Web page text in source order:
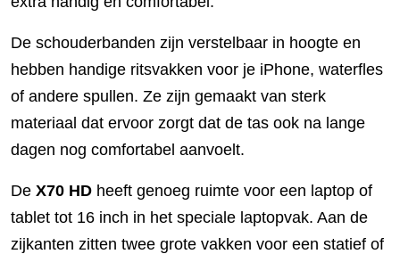
De schouderbanden zijn verstelbaar in hoogte en
hebben handige ritsvakken voor je iPhone, waterfles
of andere spullen. Ze zijn gemaakt van sterk
materiaal dat ervoor zorgt dat de tas ook na lange
dagen nog comfortabel aanvoelt.
De X70 HD heeft genoeg ruimte voor een laptop of
tablet tot 16 inch in het speciale laptopvak. Aan de
zijkanten zitten twee grote vakken voor een statief of